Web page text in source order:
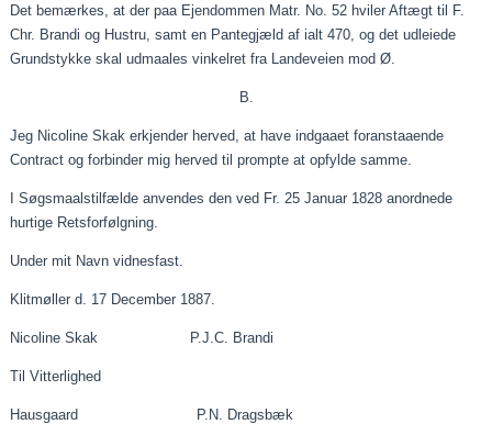
Det bemærkes, at derpaa Ejendommen Matr. No. 52 hviler Aftægt til F.
Chr. Brandi og Hustru, samt en Pantegjæld afialt 470, og detudleiede
Grundstykke skaludmaales vinkelret fra Landeveien mod Ø.
B.
Jeg Nicoline Skakerkjender herved, at haveindgaaet foranstaaende
Contract og forbinder mig herved til prompte at opfylde samme.
ISøgsmaalstilfælde anvendes den ved Fr. 25Januar 1828 anordnede
hurtige Retsforfølgning.
Under mit Navnvidnesfast
Klitmøller d. 17 December 1887.
Nicoline Skak P.J.C. Brandi
Til Vitterlighed
Hausgaard P.N. Dragsbæk